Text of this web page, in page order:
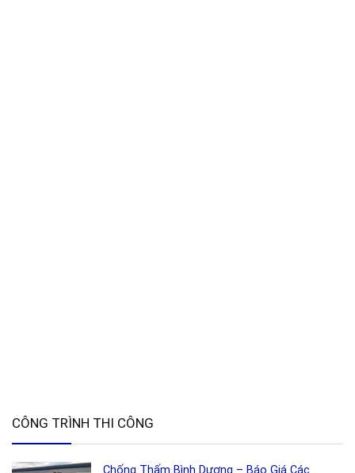
CÔNG TRÌNH THI CÔNG
Chống Thấm Bình Dương – Báo Giá Các